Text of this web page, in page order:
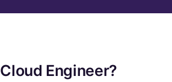
Engineer?